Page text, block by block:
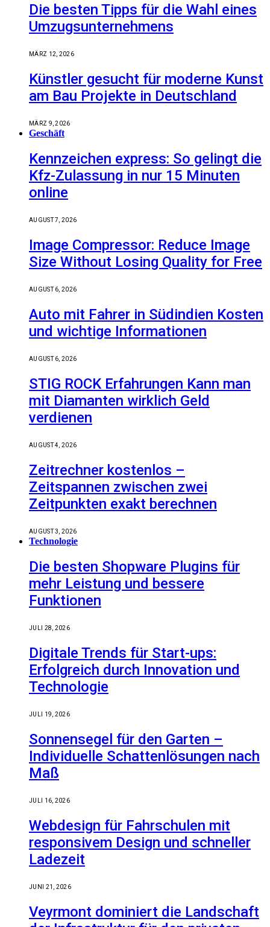
Die besten Tipps für die Wahl eines
Umzugsunternehmens
MÄRZ 12, 2026
Künstler gesucht für moderne Kunst
am Bau Projekte in Deutschland
MÄRZ 9, 2026
Geschäft
Kennzeichen express: So gelingt die
Kfz-Zulassung in nur 15 Minuten
online
AUGUST 7, 2026
Image Compressor: Reduce Image
Size Without Losing Quality for Free
AUGUST 6, 2026
Auto mit Fahrer in Südindien Kosten
und wichtige Informationen
AUGUST 6, 2026
STIG ROCK Erfahrungen Kann man
mit Diamanten wirklich Geld
verdienen
AUGUST 4, 2026
Zeitrechner kostenlos –
Zeitspannen zwischen zwei
Zeitpunkten exakt berechnen
AUGUST 3, 2026
Technologie
Die besten Shopware Plugins für
mehr Leistung und bessere
Funktionen
JULI 28, 2026
Digitale Trends für Start-ups:
Erfolgreich durch Innovation und
Technologie
JULI 19, 2026
Sonnensegel für den Garten –
Individuelle Schattenlösungen nach
Maß
JULI 16, 2026
Webdesign für Fahrschulen mit
responsivem Design und schneller
Ladezeit
JUNI 21, 2026
Veyrmont dominiert die Landschaft